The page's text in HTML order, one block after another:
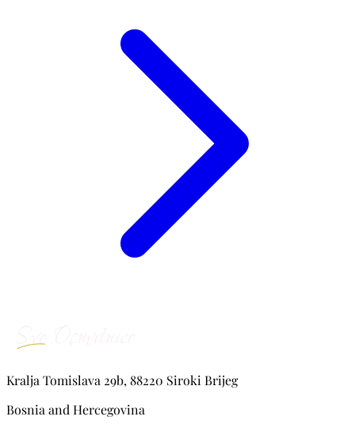
Kralja Tomislava 29b, 88220 Siroki Brijeg
Bosnia and Hercegovina